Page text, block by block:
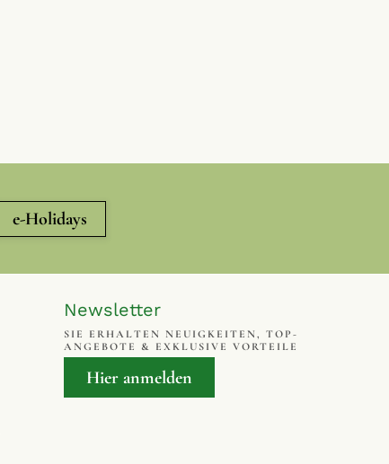
e-Holidays
Newsletter
SIE ERHALTEN NEUIGKEITEN, TOP-
ANGEBOTE & EXKLUSIVE VORTEILE
Hier anmelden